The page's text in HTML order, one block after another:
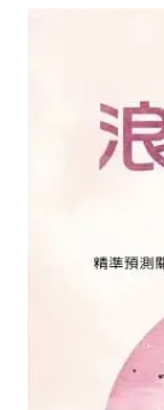
Оформление